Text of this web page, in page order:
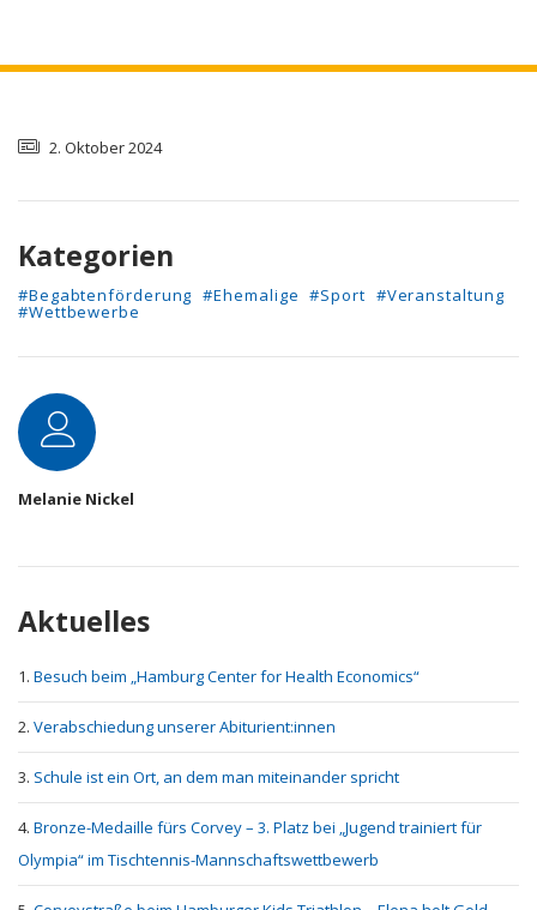
2. Oktober 2024
Kategorien
#Begabtenförderung #Ehemalige #Sport #Veranstaltung
#Wettbewerbe
Autor
Melanie Nickel
Aktuelles
Besuch beim „Hamburg Center for Health Economics“
Verabschiedung unserer Abiturient:innen
Schule ist ein Ort, an dem man miteinander spricht
Bronze-Medaille fürs Corvey – 3. Platz bei „Jugend trainiert für
Olympia“ im Tischtennis-Mannschaftswettbewerb